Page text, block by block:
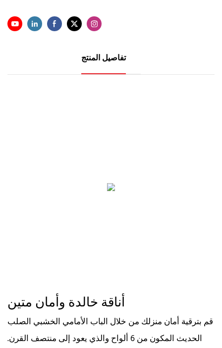
تفاصيل المنتج
قم بترقية أمان منزلك من خلال الباب الأمامي الخشبي الصلب
الحديث المكون من 6 ألواح والذي يعود إلى منتصف القرن.